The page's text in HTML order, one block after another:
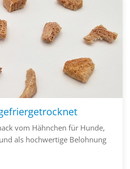
vom Hähnchen für Hunde,
als hochwertige Belohnung